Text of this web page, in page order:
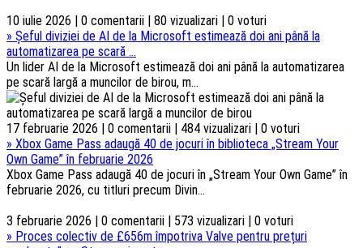
10 iulie 2026 | 0 comentarii | 80 vizualizari | 0 voturi
» Șeful diviziei de AI de la Microsoft estimează doi ani până la
automatizarea pe scară ...
Un lider AI de la Microsoft estimează doi ani până la automatizarea
pe scară largă a muncilor de birou, m...
17 februarie 2026 | 0 comentarii | 484 vizualizari | 0 voturi
» Xbox Game Pass adaugă 40 de jocuri în biblioteca „Stream Your
Own Game” în februarie 2026
Xbox Game Pass adaugă 40 de jocuri în „Stream Your Own Game” în
februarie 2026, cu titluri precum Divin...
3 februarie 2026 | 0 comentarii | 573 vizualizari | 0 voturi
» Proces colectiv de £656m împotriva Valve pentru prețuri